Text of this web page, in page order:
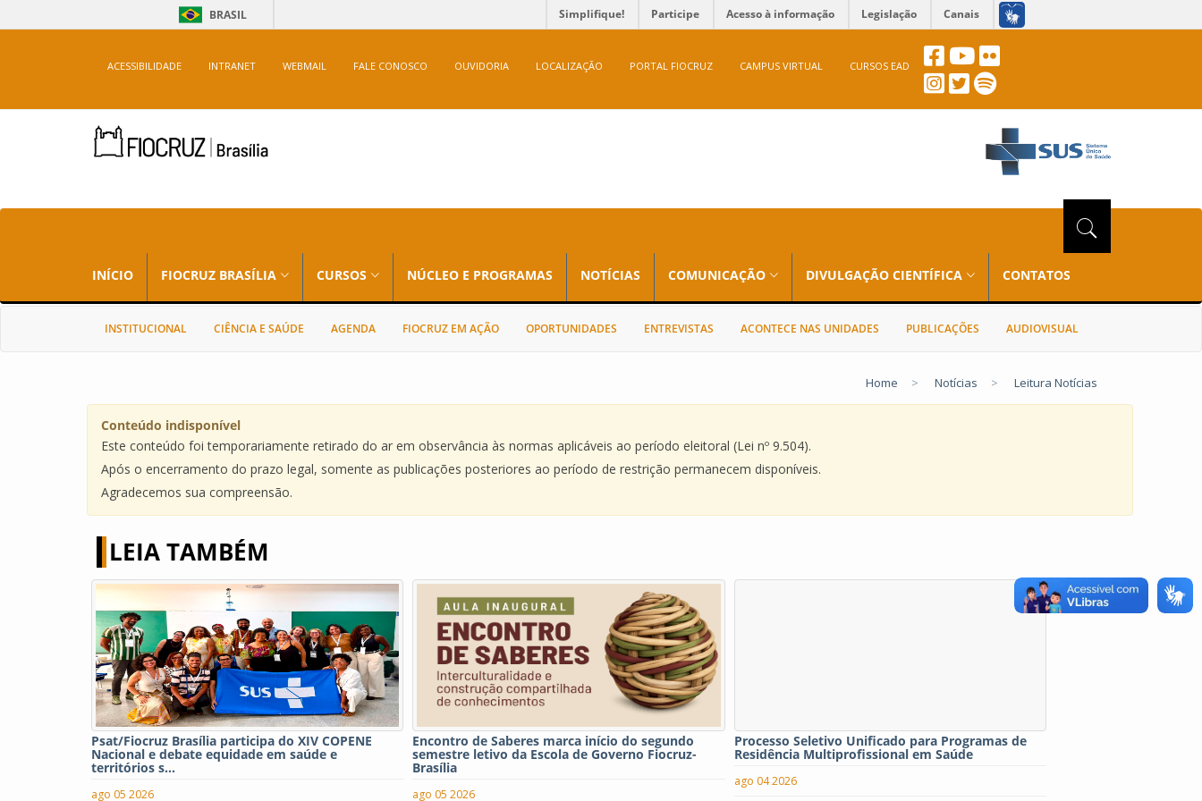
BRASIL Simplifique! Participe Acesso à informação Legislação Canais
ACESSIBILIDADE INTRANET WEBMAIL FALE CONOSCO OUVIDORIA LOCALIZAÇÃO PORTAL FIOCRUZ CAMPUS VIRTUAL CURSOS EAD
INÍCIO FIOCRUZ BRASÍLIA CURSOS NÚCLEO E PROGRAMAS NOTÍCIAS COMUNICAÇÃO DIVULGAÇÃO CIENTÍFICA CONTATOS
INSTITUCIONAL CIÊNCIA E SAÚDE AGENDA FIOCRUZ EM AÇÃO OPORTUNIDADES ENTREVISTAS ACONTECE NAS UNIDADES PUBLICAÇÕES AUDIOVISUAL
Home > Notícias > Leitura Notícias
Conteúdo indisponível
Este conteúdo foi temporariamente retirado do ar em observância às normas aplicáveis ao período eleitoral (Lei nº 9.504).
Após o encerramento do prazo legal, somente as publicações posteriores ao período de restrição permanecem disponíveis.
Agradecemos sua compreensão.
LEIA TAMBÉM
Psat/Fiocruz Brasília participa do XIV COPENE
Nacional e debate equidade em saúde e
territórios s...
ago 05 2026
Encontro de Saberes marca início do segundo
semestre letivo da Escola de Governo Fiocruz-
Brasília
ago 05 2026
Processo Seletivo Unificado para Programas de
Residência Multiprofissional em Saúde
ago 04 2026